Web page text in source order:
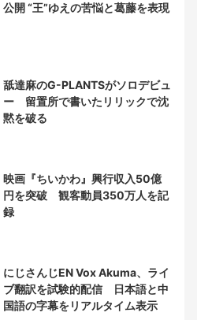
公開 “王”ゆえの苦悩と葛藤を表現
舐達麻のG-PLANTSがソロデビュ
ー 留置所で書いたリリックで沈
黙を破る
映画『ちいかわ』興行収入50億
円を突破 観客動員350万人を記
録
にじさんじEN Vox Akuma、ライ
ブ翻訳を試験的配信 日本語と中
国語の字幕をリアルタイム表示